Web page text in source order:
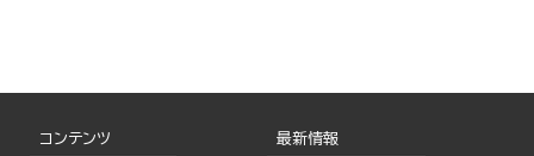
コンテンツ 最新情報